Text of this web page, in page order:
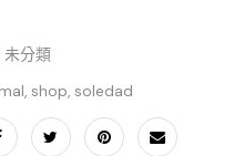
未分類
, shop, soledad